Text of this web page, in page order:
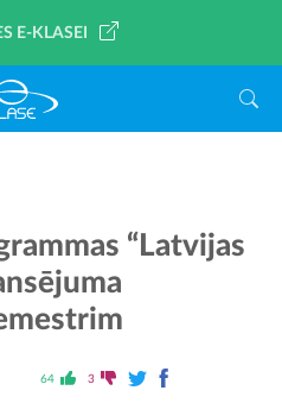
E-KLASEI
“Latvijas
64 3